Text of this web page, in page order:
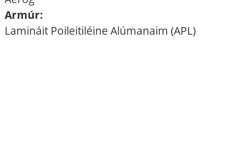
Armúr:
Lamináit Poileitiléine Alúmanaim (APL)